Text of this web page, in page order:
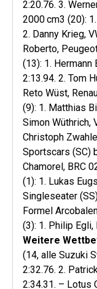
2:20.76. 3.
2000 cm3 (20):
2. Danny Krieg,
Roberto,
(13): 1.
2:13.94. 2. Tom
Reto Wüst,
(9): 1. Matthias
Simon Wüthrich,
Christoph
Sportscars (SC)
Chamorel, BRC
(1): 1. Lukas
Singleseater
Formel
(3): 1. Philip Egli,
Weitere
(14, alle Suzuki
2:32.76. 2.
2:34.31. – Lotus